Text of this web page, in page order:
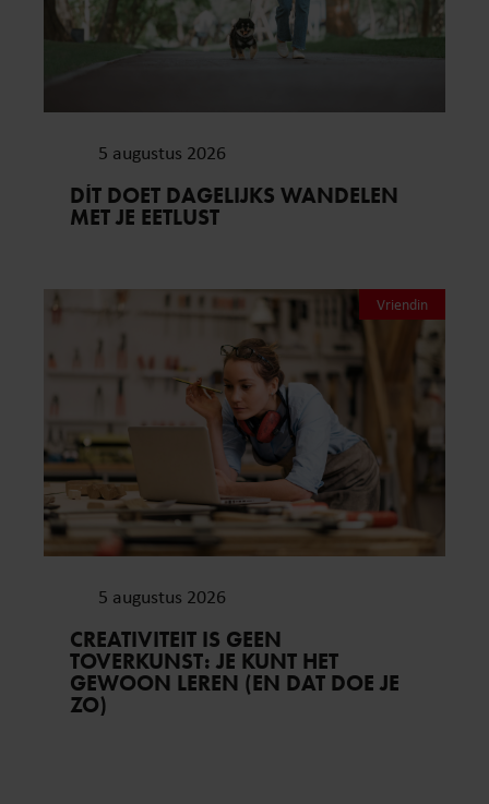
5 augustus 2026
DÍT DOET DAGELIJKS WANDELEN
MET JE EETLUST
Vriendin
5 augustus 2026
CREATIVITEIT IS GEEN
TOVERKUNST: JE KUNT HET
GEWOON LEREN (EN DAT DOE JE
ZO)